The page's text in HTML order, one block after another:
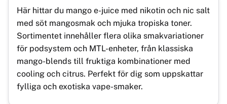
Här hittar du mango e-juice med nikotin och nic salt
med söt mangosmak och mjuka tropiska toner.
Sortimentet innehåller flera olika smakvariationer
för podsystem och MTL-enheter, från klassiska
mango-blends till fruktiga kombinationer med
cooling och citrus. Perfekt för dig som uppskattar
fylliga och exotiska vape-smaker.